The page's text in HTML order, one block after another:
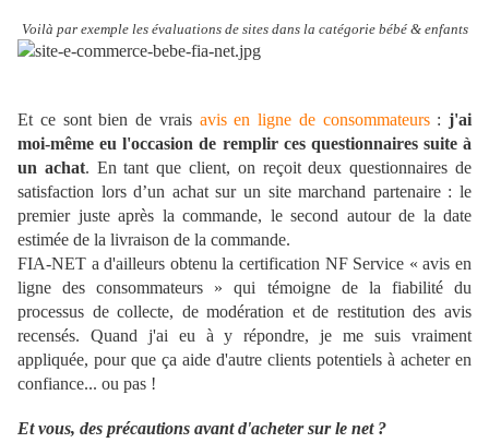
Voilà par exemple les évaluations de sites dans la catégorie bébé & enfants
Et ce sont bien de vrais avis en ligne de consommateurs: j'ai
moi-même eu l'occasion de remplir ces questionnaires suite à
un achat. En tant que client, on reçoit deux questionnaires de
satisfaction lors d’un achat sur un site marchand partenaire : le
premier juste après la commande, le second autour de la date
estimée de la livraison de la commande.
FIA-NET a d'ailleurs obtenu la certification NF Service « avis en
ligne des consommateurs » qui témoigne de la fiabilité du
processus de collecte, de modération et de restitution des avis
recensés. Quand j'ai eu à y répondre, je me suis vraiment
appliquée, pour que ça aide d'autre clients potentiels à acheter en
confiance... ou pas !
Et vous, des précautions avant d'acheter sur le net ?